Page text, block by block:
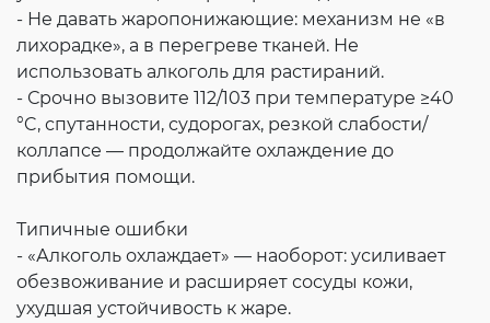
- Не давать жаропонижающие: механизм не «в
лихорадке», а в перегреве тканей. Не
использовать алкоголь для растираний.
- Срочно вызовите 112/103 при температуре ≥40
°C, спутанности, судорогах, резкой слабости/
коллапсе — продолжайте охлаждение до
прибытия помощи.
Типичные ошибки
- «Алкоголь охлаждает» — наоборот: усиливает
обезвоживание и расширяет сосуды кожи,
ухудшая устойчивость к жаре.